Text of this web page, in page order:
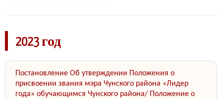
2023 год
Постановление Об утверждении Положения о
присвоении звания мэра Чунского района «Лидер
года» обучающимся Чунского района/ Положение о